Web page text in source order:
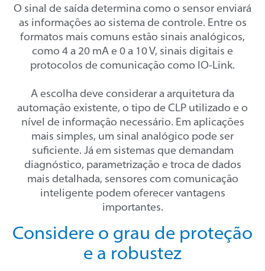
O sinal de saída determina como o sensor enviará
as informações ao sistema de controle. Entre os
formatos mais comuns estão sinais analógicos,
como 4 a 20 mA e 0 a 10 V, sinais digitais e
protocolos de comunicação como IO-Link.
A escolha deve considerar a arquitetura da
automação existente, o tipo de CLP utilizado e o
nível de informação necessário. Em aplicações
mais simples, um sinal analógico pode ser
suficiente. Já em sistemas que demandam
diagnóstico, parametrização e troca de dados
mais detalhada, sensores com comunicação
inteligente podem oferecer vantagens
importantes.
Considere o grau de proteção
e a robustez